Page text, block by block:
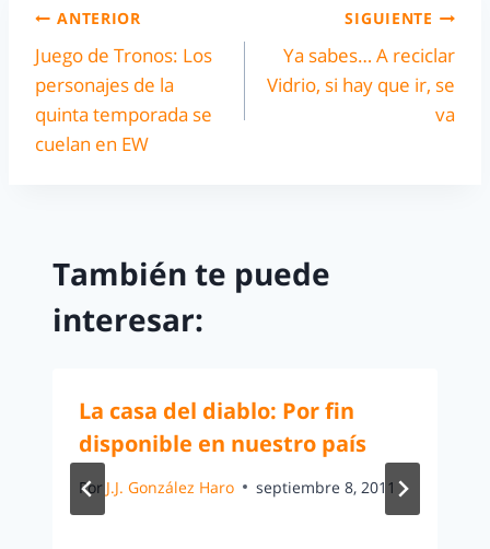
ANTERIOR
Juego de Tronos: Los
personajes de la
quinta temporada se
cuelan en EW
SIGUIENTE
Ya sabes… A reciclar
Vidrio, si hay que ir, se
va
También te puede
interesar:
La casa del diablo: Por fin
disponible en nuestro país
Por J.J. González Haro septiembre 8, 2011